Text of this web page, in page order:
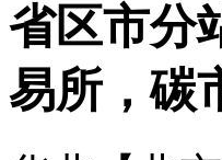
省区市分
易所，碳